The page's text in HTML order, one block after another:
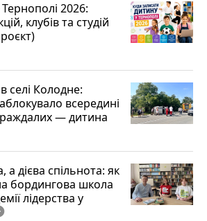
2026:
клубів та студій
селі Колодне:
всередині
— дитина
дієва спільнота: як
бордингова школа
лідерства у